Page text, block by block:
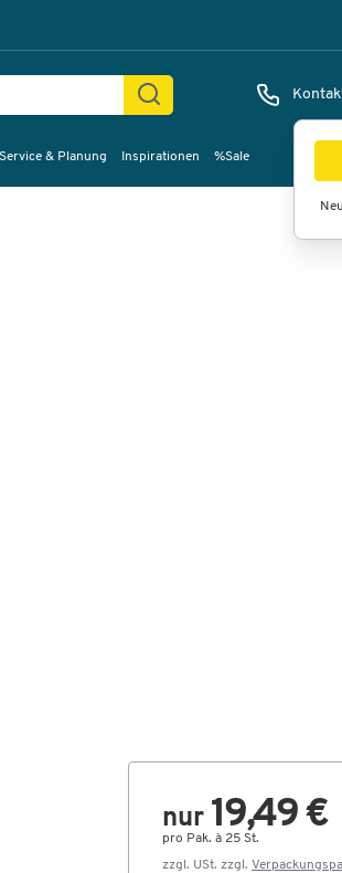
Service & Planung Inspirationen %Sale
nur 19,49 €
pro Pak. à 25 St.
zzgl. USt. zzgl.
Bilder Videos 360°-Ansicht